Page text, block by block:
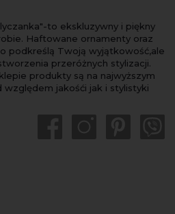
to ekskluzywny i piękny
Haftowane ornamenty oraz
podkreślą Twoją wyjątkowość,ale
przeróżnych stylizacji.
produkty są na najwyższym
jakośći jak i stylistyki